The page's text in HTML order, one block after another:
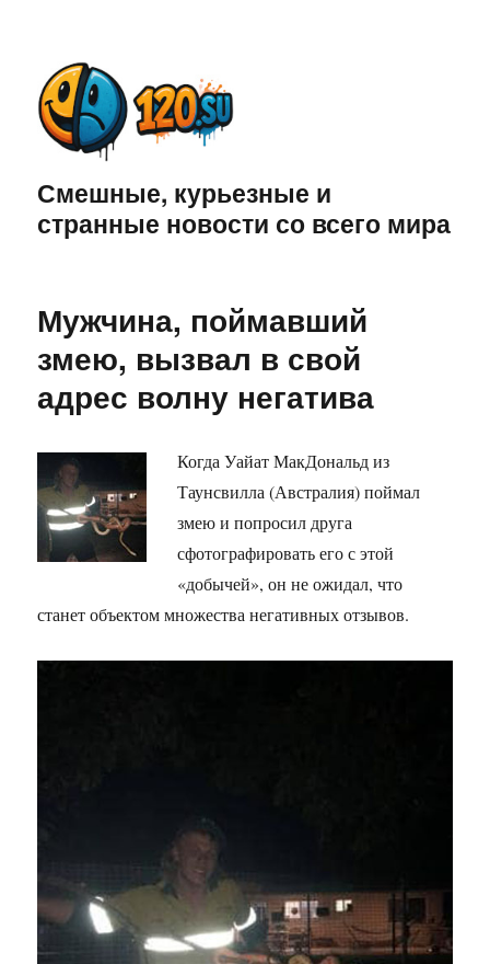
Смешные, курьезные и
странные новости со всего мира
Мужчина, поймавший
змею, вызвал в свой
адрес волну негатива
Когда Уайат МакДональд из
Таунсвилла (Австралия) поймал
змею и попросил друга
сфотографировать его с этой
«добычей», он не ожидал, что
станет объектом множества негативных отзывов.